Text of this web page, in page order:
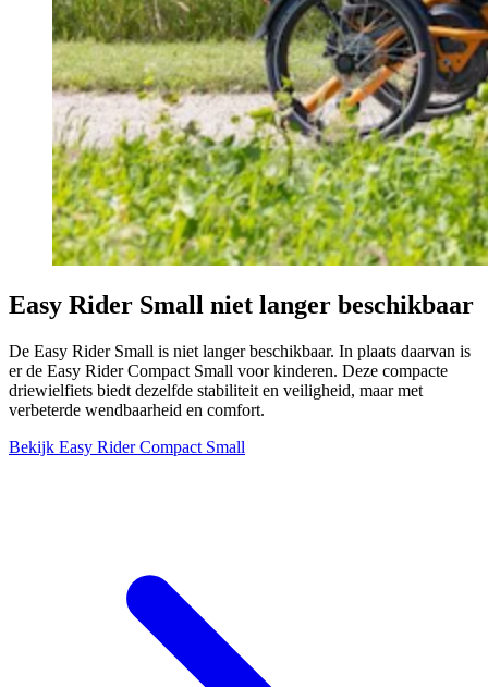
Easy Rider Small niet langer beschikbaar
De Easy Rider Small is niet langer beschikbaar. In plaats daarvan is
er de Easy Rider Compact Small voor kinderen. Deze compacte
driewielfiets biedt dezelfde stabiliteit en veiligheid, maar met
verbeterde wendbaarheid en comfort.
Bekijk Easy Rider Compact Small